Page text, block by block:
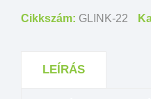
Cikkszám: GLINK-22
LEÍRÁS